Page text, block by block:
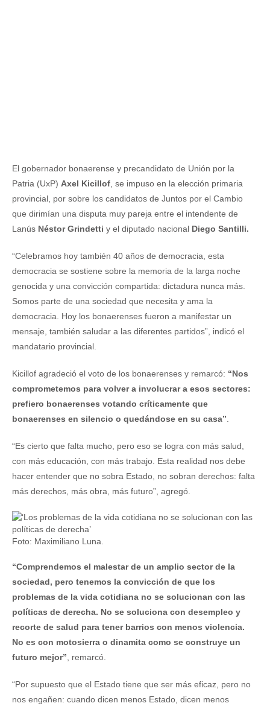
El gobernador bonaerense y precandidato de Unión por la
Patria (UxP) Axel Kicillof , se impuso en la elección primaria
provincial, por sobre los candidatos de Juntos por el Cambio
que dirimían una disputa muy pareja entre el intendente de
Lanús Néstor Grindetti y el diputado nacional Diego Santilli.
“Celebramos hoy también 40 años de democracia, esta
democracia se sostiene sobre la memoria de la larga noche
genocida y una convicción compartida: dictadura nunca más.
Somos parte de una sociedad que necesita y ama la
democracia. Hoy los bonaerenses fueron a manifestar un
mensaje, también saludar a las diferentes partidos”, indicó el
mandatario provincial.
Kicillof agradeció el voto de los bonaerenses y remarcó: “Nos
comprometemos para volver a involucrar a esos sectores:
prefiero bonaerenses votando críticamente que
bonaerenses en silencio o quedándose en su casa”
“Es cierto que falta mucho, pero eso se logra con más salud,
con más educación, con más trabajo. Esta realidad nos debe
hacer entender que no sobra Estado, no sobran derechos: falta
más derechos, más obra, más futuro”, agregó.
Foto: Maximiliano Luna.
“Comprendemos el malestar de un amplio sector de la
sociedad, pero tenemos la convicción de que los
problemas de la vida cotidiana no se solucionan con las
políticas de derecha. No se soluciona con desempleo y
recorte de salud para tener barrios con menos violencia.
No es con motosierra o dinamita como se construye un
futuro mejor” , remarcó.
“Por supuesto que el Estado tiene que ser más eficaz, pero no
nos engañen: cuando dicen menos Estado, dicen menos